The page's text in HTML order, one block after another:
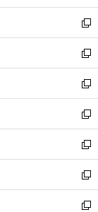
開
く
ウ
で
開
く
ン
ド
ウ
で
開
く
ウ
ィ
ン
ド
ウ
で
開
く
新
し
い
ウ
ィ
ン
ド
ウ
で
開
く
新
し
い
ウ
ィ
ン
ド
ウ
で
開
く
新
し
い
ウ
ィ
ン
ド
ウ
で
新
し
い
ウ
ィ
ン
ド
新
し
い
ウ
ィ
新
し
い
新